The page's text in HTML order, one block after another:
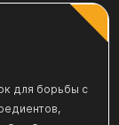
для борьбы с